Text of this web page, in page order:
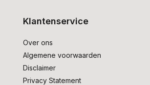
Klantenservice
Over ons
Algemene voorwaarden
Disclaimer
Privacy Statement